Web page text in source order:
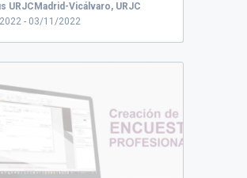
URJCMadrid-Vicálvaro, URJC
- 03/11/2022